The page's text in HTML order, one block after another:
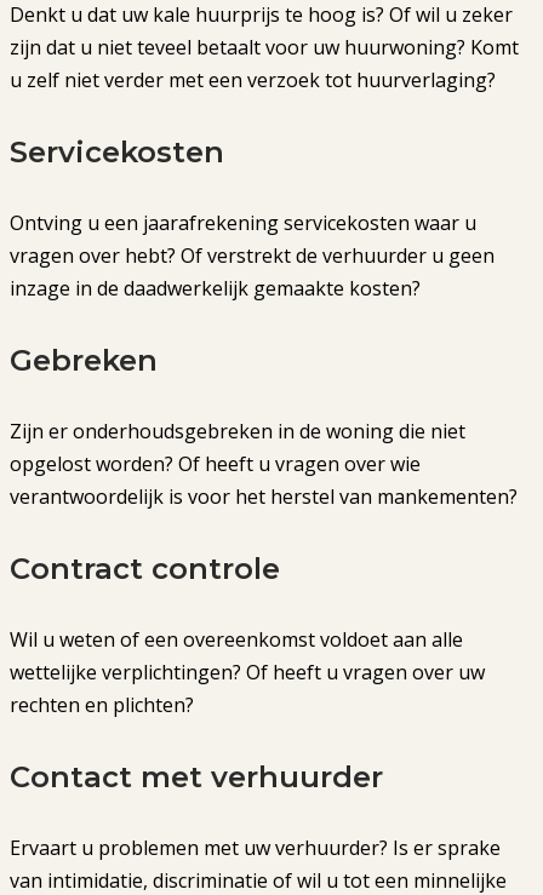
Denkt u dat uw kale huurprijs te hoog is? Of wil u zeker
zijn dat u niet teveel betaalt voor uw huurwoning? Komt
u zelf niet verder met een verzoek tot huurverlaging?
Servicekosten
Ontving u een jaarafrekening servicekosten waar u
vragen over hebt? Of verstrekt de verhuurder u geen
inzage in de daadwerkelijk gemaakte kosten?
Gebreken
Zijn er onderhoudsgebreken in de woning die niet
opgelost worden? Of heeft u vragen over wie
verantwoordelijk is voor het herstel van mankementen?
Contract controle
Wil u weten of een overeenkomst voldoet aan alle
wettelijke verplichtingen? Of heeft u vragen over uw
rechten en plichten?
Contact met verhuurder
Ervaart u problemen met uw verhuurder? Is er sprake
van intimidatie, discriminatie of wil u tot een minnelijke